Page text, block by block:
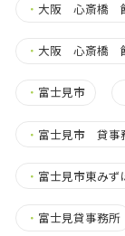
・ 大阪 心斎橋
・ 大阪 心斎橋
・ 富士見市
・ 富士見市 貸事
・ 富士見市東みず
・ 富士見貸事務所